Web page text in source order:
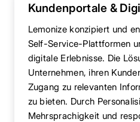
Kundenportale &
Lemonize konzipiert und
Self-Service-Plattformen
digitale Erlebnisse. Die
Unternehmen, ihren
Zugang zu relevanten
zu bieten. Durch
Mehrsprachigkeit und